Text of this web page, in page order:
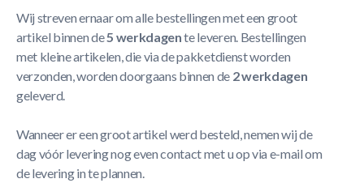
Wij streven ernaar om alle bestellingen met een groot
artikel binnen de5 werkdagente leveren. Bestellingen
met kleine artikelen, die via de pakketdienst worden
verzonden, worden doorgaans binnen de 2 werkdagen
geleverd.
Wanneer er een groot artikel werd besteld, nemen wij de
dag vóór levering nog even contact met u op via e-mail om
de levering in te plannen.